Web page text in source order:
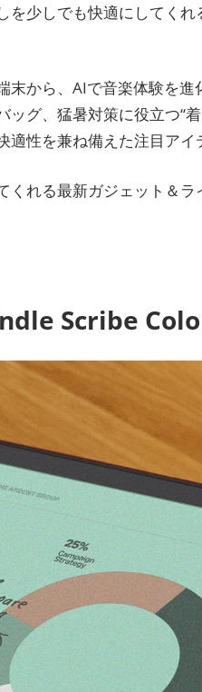
少しでも快適にしてく
から、AIで音楽体験を
グ、猛暑対策に役立つ“
性を兼ね備えた注目アイ
れる最新ガジェット＆
Scribe